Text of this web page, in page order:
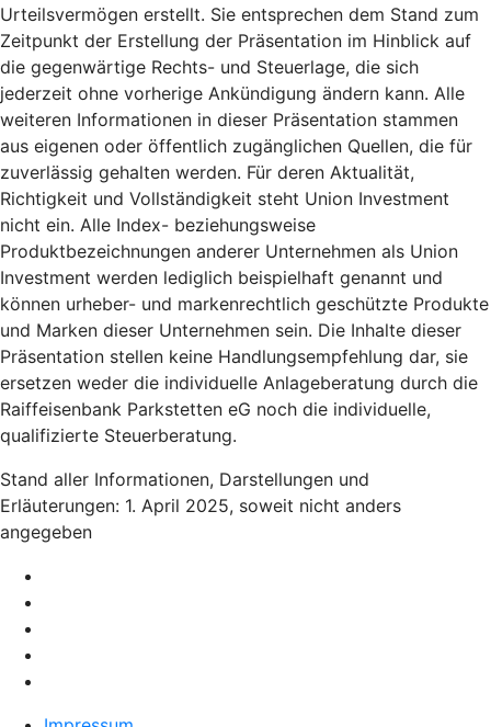
Urteilsvermögen erstellt. Sie entsprechen dem Stand zum
Zeitpunkt der Erstellung der Präsentation im Hinblick auf
die gegenwärtige Rechts- und Steuerlage, die sich
jederzeit ohne vorherige Ankündigung ändern kann. Alle
weiteren Informationen in dieser Präsentation stammen
aus eigenen oder öffentlich zugänglichen Quellen, die für
zuverlässig gehalten werden. Für deren Aktualität,
Richtigkeit und Vollständigkeit steht Union Investment
nicht ein. Alle Index- beziehungsweise
Produktbezeichnungen anderer Unternehmen als Union
Investment werden lediglich beispielhaft genannt und
können urheber- und markenrechtlich geschützte Produkte
und Marken dieser Unternehmen sein. Die Inhalte dieser
Präsentation stellen keine Handlungsempfehlung dar, sie
ersetzen weder die individuelle Anlageberatung durch die
Raiffeisenbank Parkstetten eG noch die individuelle,
qualifizierte Steuerberatung.
Stand aller Informationen, Darstellungen und
Erläuterungen: 1. April 2025, soweit nicht anders
angegeben